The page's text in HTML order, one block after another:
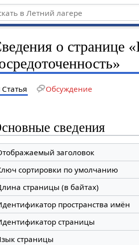
о странице
Статья Обсуждение
сведения
заголовок
сортировки по умолчанию
страницы (в байтах)
пространства имён
страницы
страницы